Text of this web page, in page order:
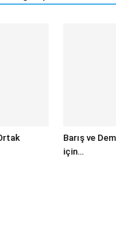
Barış ve
için…